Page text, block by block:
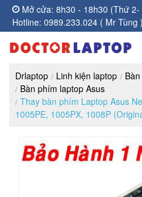
Mở cửa: 8h30 - 18h30 (Thứ
Hotline: 0989.233.024 ( Mr Tùng )
Drlaptop Linh kiện laptop
Bàn phím laptop Asus
Thay bàn phím Laptop Asus
1005PE, 1005PX, 1008P